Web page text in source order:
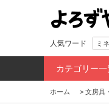
人気ワード ミ
カテゴリー一
ホーム > 文房具